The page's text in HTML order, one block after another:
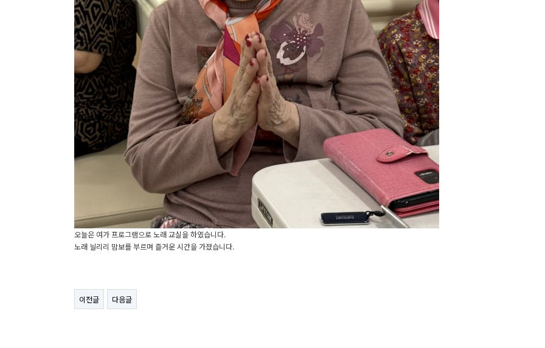
오늘은 여가 프로그램으로 노래 교실을 하였습니다.
노래 늴리리 맘보를 부르며 즐거운 시간을 가졌습니다.
이전글 다음글